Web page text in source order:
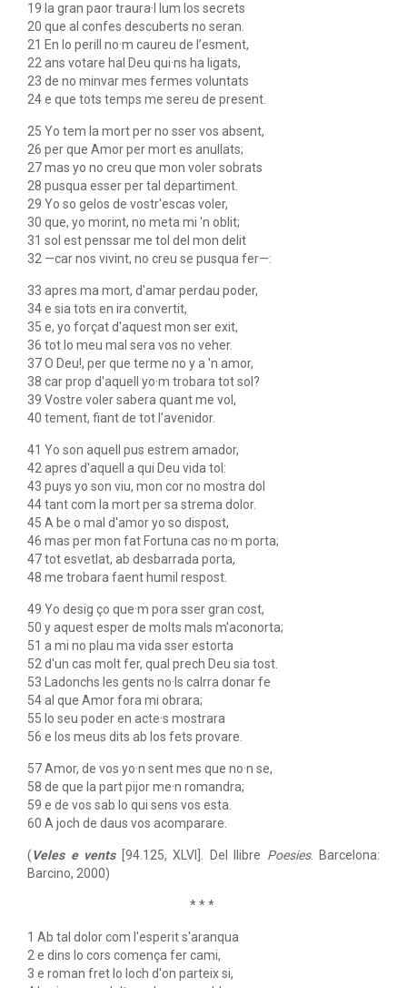
19 la gran paor traura·l lum los secrets
20 que al confes descuberts no seran.
21 En lo perill no·m caureu de l’esment,
22 ans votare hal Deu qui·ns ha ligats,
23 de no minvar mes fermes voluntats
24 e que tots temps me sereu de present.
25 Yo tem la mort per no sser vos absent,
26 per que Amor per mort es anullats;
27 mas yo no creu que mon voler sobrats
28 pusqua esser per tal departiment.
29 Yo so gelos de vostr'escas voler,
30 que, yo morint, no meta mi 'n oblit;
31 sol est penssar me tol del mon delit
32 —car nos vivint, no creu se pusqua fer—:
33 apres ma mort, d'amar perdau poder,
34 e sia tots en ira convertit,
35 e, yo forçat d'aquest mon ser exit,
36 tot lo meu mal sera vos no veher.
37 O Deu!, per que terme no y a 'n amor,
38 car prop d'aquell yo·m trobara tot sol?
39 Vostre voler sabera quant me vol,
40 tement, fiant de tot l’avenidor.
41 Yo son aquell pus estrem amador,
42 apres d'aquell a qui Deu vida tol:
43 puys yo son viu, mon cor no mostra dol
44 tant com la mort per sa strema dolor.
45 A be o mal d'amor yo so dispost,
46 mas per mon fat Fortuna cas no·m porta;
47 tot esvetlat, ab desbarrada porta,
48 me trobara faent humil respost.
49 Yo desig ço que·m pora sser gran cost,
50 y aquest esper de molts mals m'aconorta;
51 a mi no plau ma vida sser estorta
52 d'un cas molt fer, qual prech Deu sia tost.
53 Ladonchs les gents no·ls calrra donar fe
54 al que Amor fora mi obrara;
55 lo seu poder en acte·s mostrara
56 e los meus dits ab los fets provare.
57 Amor, de vos yo·n sent mes que no·n se,
58 de que la part pijor me·n romandra;
59 e de vos sab lo qui sens vos esta.
60 A joch de daus vos acomparare.
(Veles e vents[94.125, XLVI]. Del llibre Poesies. Barcelona:
Barcino, 2000)
* * *
1 Ab tal dolor com l'esperit s'aranqua
2 e dins lo cors comença fer cami,
3 e roman fret lo loch d'on parteix si,